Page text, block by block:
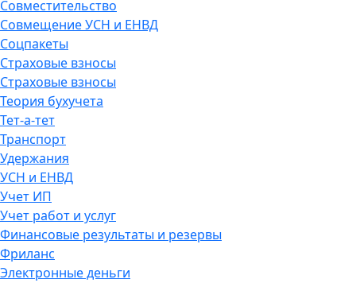
Совместительство
Совмещение УСН и ЕНВД
Соцпакеты
Страховые взносы
Страховые взносы
Теория бухучета
Тет-а-тет
Транспорт
Удержания
УСН и ЕНВД
Учет ИП
Учет работ и услуг
Финансовые результаты и резервы
Фриланс
Электронные деньги